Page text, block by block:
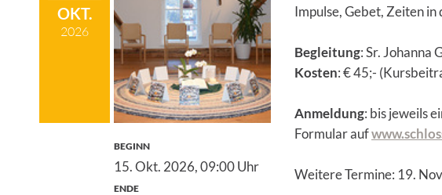
OKT.
2026
BEGINN
15. Okt. 2026, 09:00 Uhr
ENDE
Impulse, Gebet, Zeiten
Begleitung: Sr. Johanna
Kosten: € 45;-
Anmeldung: bis jeweils
Formular auf
Weitere Termine: 19.